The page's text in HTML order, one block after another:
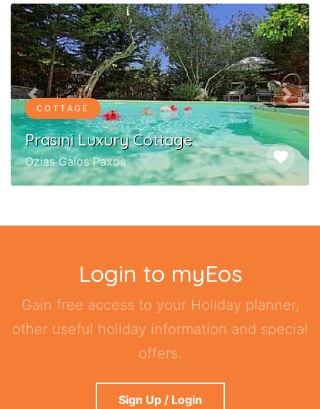
favorite
COTTAGE
Prasini Luxury Cottage
Ozias Gaios Paxos
Previous Next
Login to myEos
Gain free access to your Holiday planner,
other useful holiday information and special
offers.
Sign Up / Login